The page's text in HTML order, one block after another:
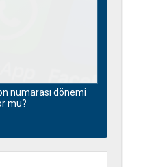
numarası dönemi
mu?